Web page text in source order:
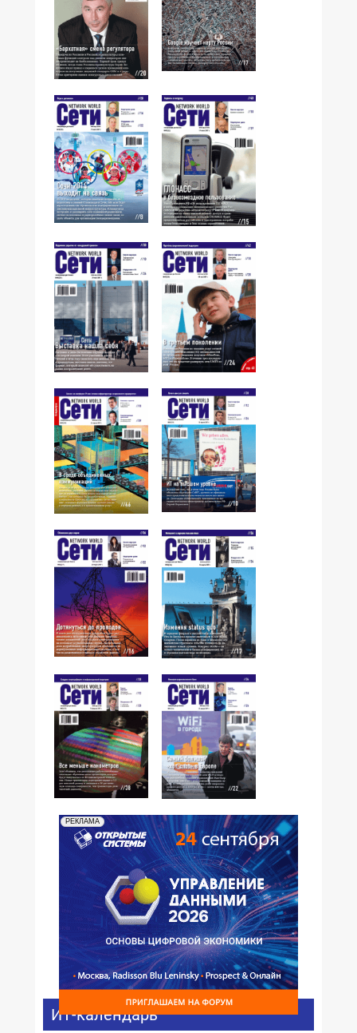
№12,2007 №11,2007
№10,2007 №09,2007
№08,2007 №07,2007
№06,2007 №05,2007
№04,2007 №03,2007
№02,2007 №01,2007
РЕКЛАМА
ИТ-календарь